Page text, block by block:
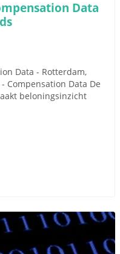
Data
Data - Rotterdam,
Compensation Data De
beloningsinzicht